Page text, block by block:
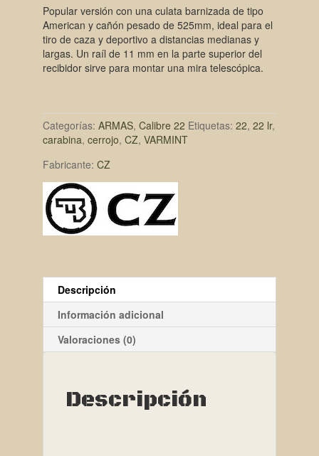
Popular versión con una culata barnizada de tipo
American y cañón pesado de 525mm, ideal para el
tiro de caza y deportivo a distancias medianas y
largas. Un raíl de 11 mm en la parte superior del
recibidor sirve para montar una mira telescópica.
Categorías: ARMAS, Calibre 22 Etiquetas: 22, 22 lr,
carabina, cerrojo, CZ, VARMINT
Fabricante: CZ
Descripción
Información adicional
Valoraciones (0)
Descripción